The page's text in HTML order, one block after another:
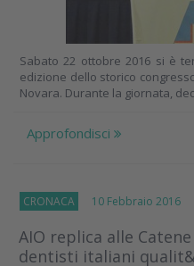
Sabato 22 ottobre 2016 si è
edizione dello storico
Novara. Durante la giornata,
Approfondisci
CRONACA 10 Febbraio 2016
AIO replica alle
dentisti italiani